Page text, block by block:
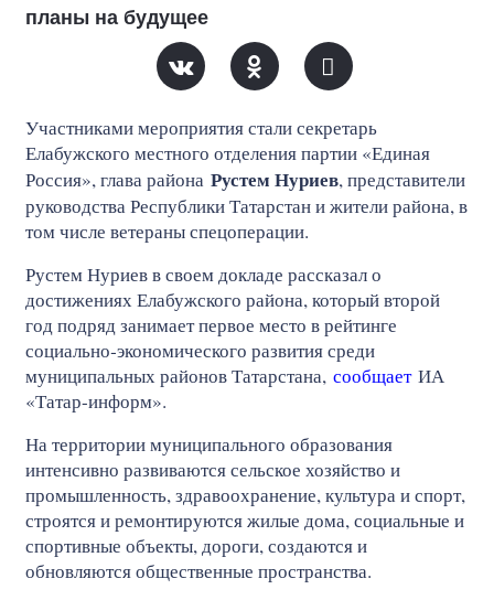
планы на будущее
Участниками мероприятия стали секретарь
Елабужского местного отделения партии «Единая
Россия», глава района Рустем Нуриев, представители
руководства Республики Татарстан и жители района, в
том числе ветераны спецоперации.
Рустем Нуриев в своем докладе рассказал о
достижениях Елабужского района, который второй
год подряд занимает первое место в рейтинге
социально‑экономического развития среди
муниципальных районов Татарстана, сообщаетИА
«Татар-информ».
На территории муниципального образования
интенсивно развиваются сельское хозяйство и
промышленность, здравоохранение, культура и спорт,
строятся и ремонтируются жилые дома, социальные и
спортивные объекты, дороги, создаются и
обновляются общественные пространства.